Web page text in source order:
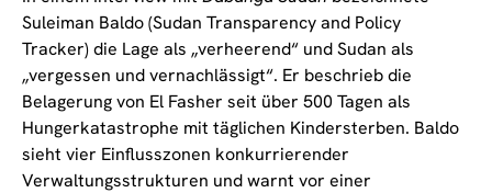
Suleiman Baldo (Sudan Transparency and Policy
Tracker) die Lage als „verheerend“ und Sudan als
„vergessen und vernachlässigt“. Er beschrieb die
Belagerung von El Fasher seit über 500 Tagen als
Hungerkatastrophe mit täglichen Kindersterben. Baldo
sieht vier Einflusszonen konkurrierender
Verwaltungsstrukturen und warnt vor einer